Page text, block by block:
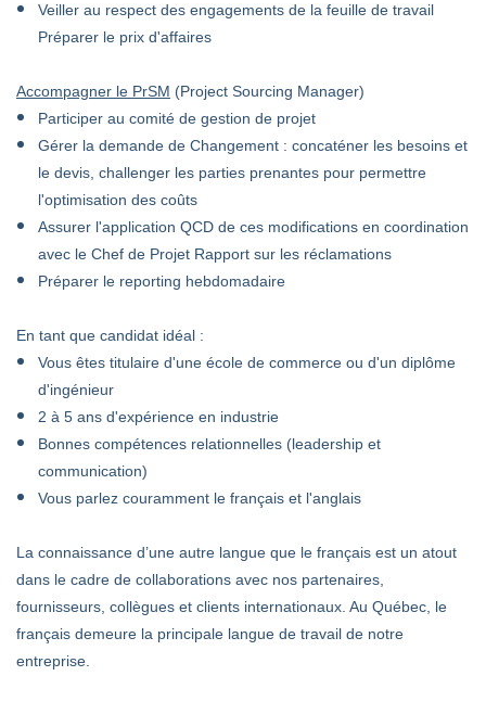
Veiller au respect des engagements de la feuille de travail
Préparer le prix d'affaires
Accompagner le PrSM (Project Sourcing Manager)
Participer au comité de gestion de projet
Gérer la demande de Changement : concaténer les besoins et
le devis, challenger les parties prenantes pour permettre
l'optimisation des coûts
Assurer l'application QCD de ces modifications en coordination
avec le Chef de Projet Rapport sur les réclamations
Préparer le reporting hebdomadaire
En tant que candidat idéal :
Vous êtes titulaire d'une école de commerce ou d'un diplôme
d'ingénieur
2 à 5 ans d'expérience en industrie
Bonnes compétences relationnelles (leadership et
communication)
Vous parlez couramment le français et l'anglais
La connaissance d’une autre langue que le français est un atout
dans le cadre de collaborations avec nos partenaires,
fournisseurs, collègues et clients internationaux. Au Québec, le
français demeure la principale langue de travail de notre
entreprise.